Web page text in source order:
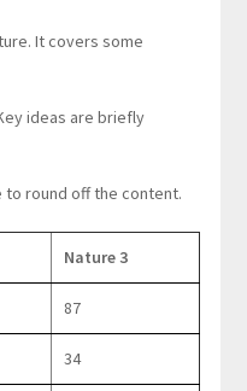
It covers some
ideas are briefly
to round off the content.
Nature 3
87
34